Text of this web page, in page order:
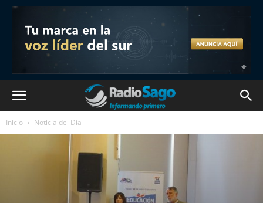
Inicio Noticia del Día